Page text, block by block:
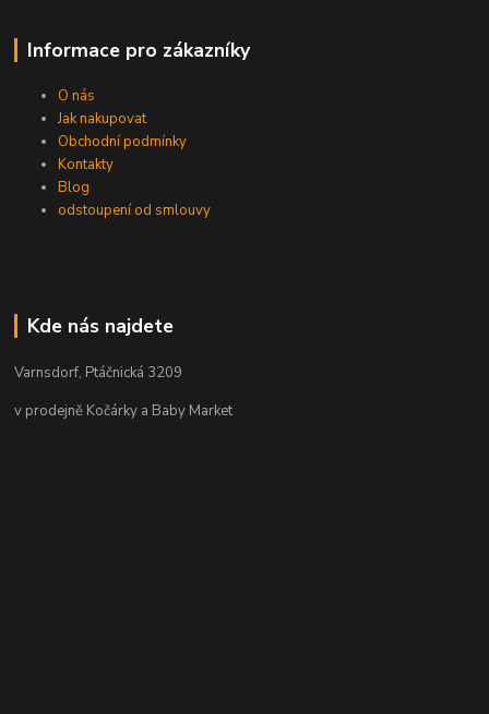
Informace pro zákazníky
O nás
Jak nakupovat
Obchodní podmínky
Kontakty
Blog
odstoupení od smlouvy
Kde nás najdete
Varnsdorf, Ptáčnická 3209
v prodejně Kočárky a Baby Market